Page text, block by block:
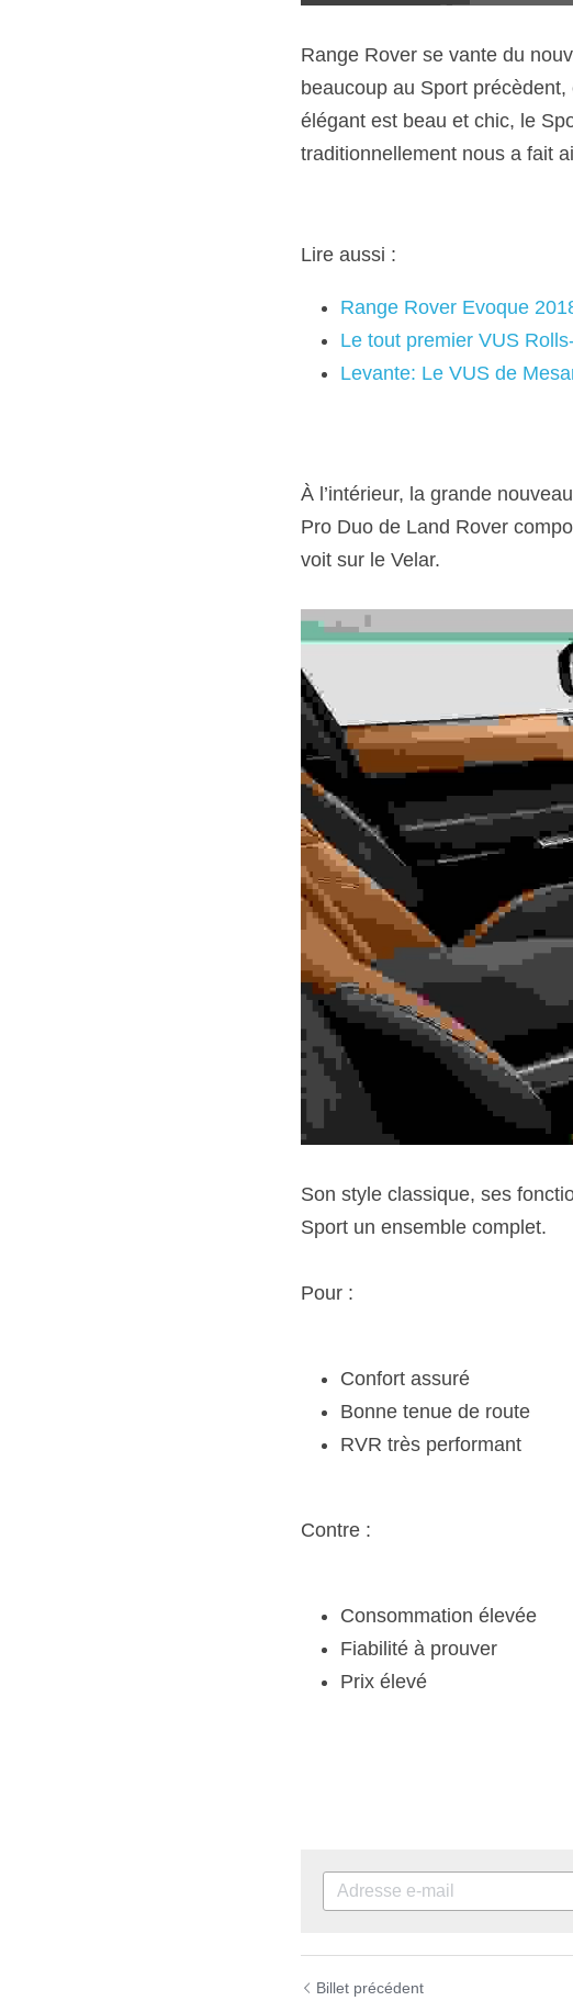
Range Rover se vante du
beaucoup au Sport
élégant est beau et chic, le
traditionnellement nous a fait
Lire aussi :
Range Rover Evoque
Le tout premier VUS
Levante: Le VUS de
À l’intérieur, la grande
Pro Duo de Land Rover
voit sur le Velar.
Son style classique, ses
Sport un ensemble complet.
Pour :
Confort assuré
Bonne tenue de route
RVR très performant
Contre :
Consommation élevée
Fiabilité à prouver
Prix élevé
Billet précédent